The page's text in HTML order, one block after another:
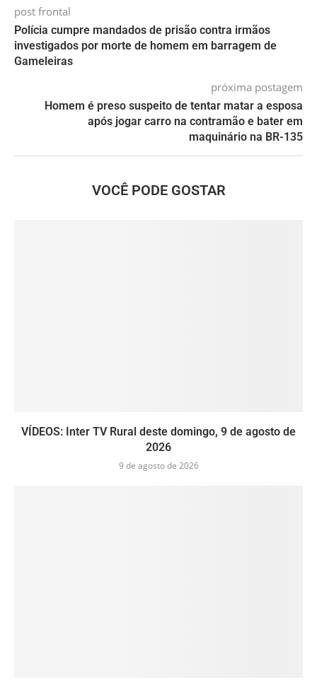
post frontal
Polícia cumpre mandados de prisão contra irmãos
investigados por morte de homem em barragem de
Gameleiras
próxima postagem
Homem é preso suspeito de tentar matar a esposa
após jogar carro na contramão e bater em
maquinário na BR-135
VOCÊ PODE GOSTAR
VÍDEOS: Inter TV Rural deste domingo, 9 de agosto de
2026
9 de agosto de 2026